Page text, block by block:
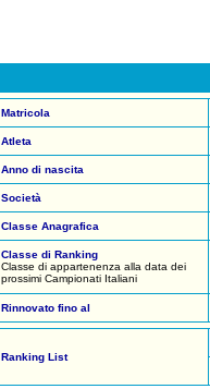
Matricola
Atleta
Anno di nascita
Società
Classe Anagrafica
Classe di Ranking
Classe di appartenenza alla data dei
prossimi Campionati Italiani
Rinnovato fino al
Ranking List